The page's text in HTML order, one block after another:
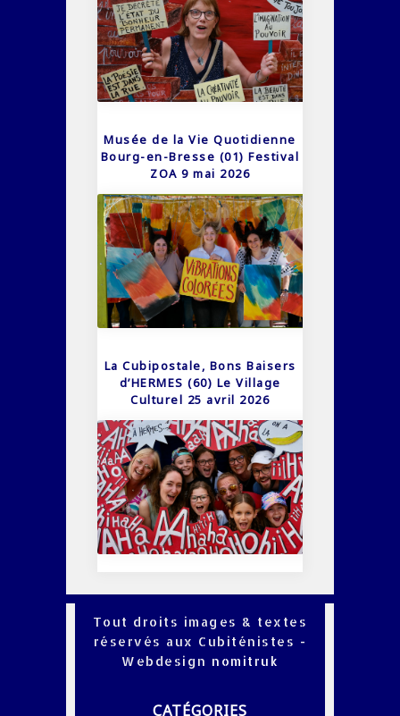
Musée de la Vie Quotidienne
Bourg-en-Bresse (01) Festival
ZOA 9 mai 2026
La Cubipostale, Bons Baisers
d’HERMES (60) Le Village
Culturel 25 avril 2026
Tout droits images & textes
réservés aux Cubiténistes -
Webdesign nomitruk
CATÉGORIES